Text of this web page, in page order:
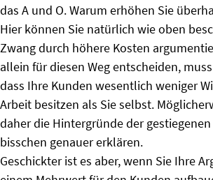
das A und O. Warum erhöhen Sie
Hier können Sie natürlich wie oben
Zwang durch höhere Kosten
allein für diesen Weg entscheiden,
dass Ihre Kunden wesentlich weniger
Arbeit besitzen als Sie selbst.
daher die Hintergründe der
bisschen genauer erklären.
Geschickter ist es aber, wenn Sie Ihre